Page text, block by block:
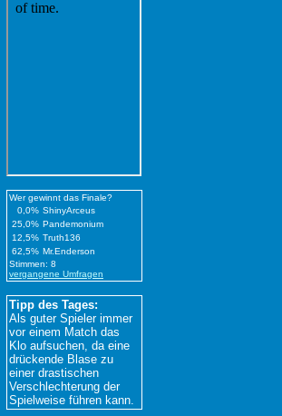
Wer gewinnt das Finale?
0,0% ShinyArceus
25,0% Pandemonium
12,5% Truth136
62,5% Mr.Enderson
Stimmen: 8
vergangene Umfragen
Tipp des Tages:
Als guter Spieler immer
vor einem Match das
Klo aufsuchen, da eine
drückende Blase zu
einer drastischen
Verschlechterung der
Spielweise führen kann.